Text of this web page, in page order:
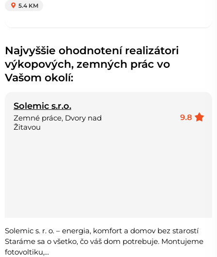
5.4 KM
Najvyššie ohodnotení realizátori
výkopových, zemných prác vo
Vašom okolí:
Solemic s.r.o.
9.8
Zemné práce, Dvory nad
Žitavou
Solemic s. r. o. – energia, komfort a domov bez starostí
Staráme sa o všetko, čo váš dom potrebuje. Montujeme
fotovoltiku,...